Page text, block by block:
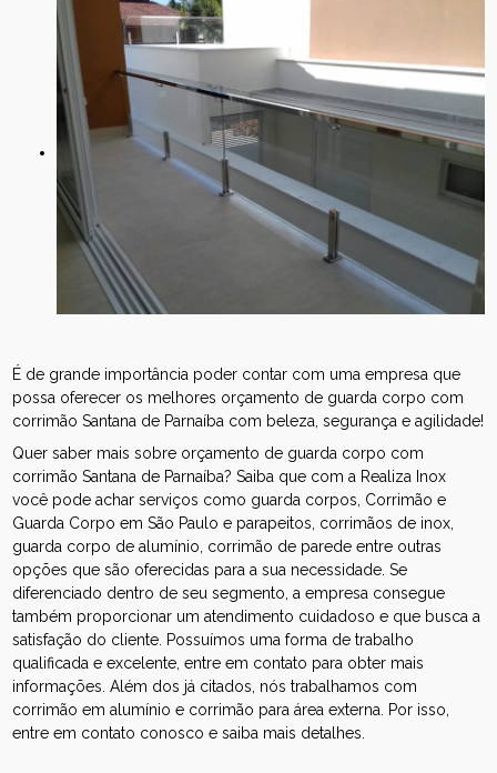
É de grande importância poder contar com uma empresa que
possa oferecer os melhores orçamento de guarda corpo com
corrimão Santana de Parnaíba com beleza, segurança e agilidade!
Quer saber mais sobre orçamento de guarda corpo com
corrimão Santana de Parnaíba? Saiba que com a Realiza Inox
você pode achar serviços como guarda corpos, Corrimão e
Guarda Corpo em São Paulo e parapeitos, corrimãos de inox,
guarda corpo de alumínio, corrimão de parede entre outras
opções que são oferecidas para a sua necessidade. Se
diferenciado dentro de seu segmento, a empresa consegue
também proporcionar um atendimento cuidadoso e que busca a
satisfação do cliente. Possuímos uma forma de trabalho
qualificada e excelente, entre em contato para obter mais
informações. Além dos já citados, nós trabalhamos com
corrimão em alumínio e corrimão para área externa. Por isso,
entre em contato conosco e saiba mais detalhes.